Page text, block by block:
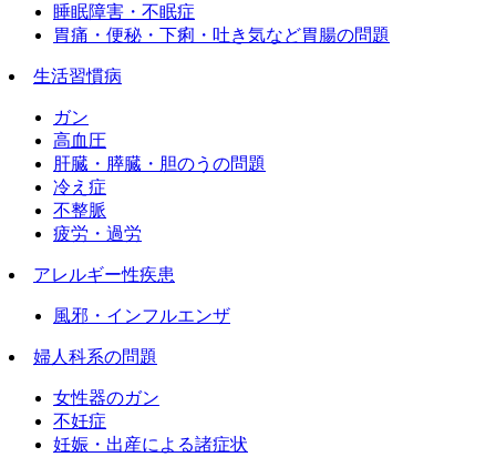
睡眠障害・不眠症
胃痛・便秘・下痢・吐き気など胃腸の問題
生活習慣病
ガン
高血圧
肝臓・膵臓・胆のうの問題
冷え症
不整脈
疲労・過労
アレルギー性疾患
風邪・インフルエンザ
婦人科系の問題
女性器のガン
不妊症
妊娠・出産による諸症状